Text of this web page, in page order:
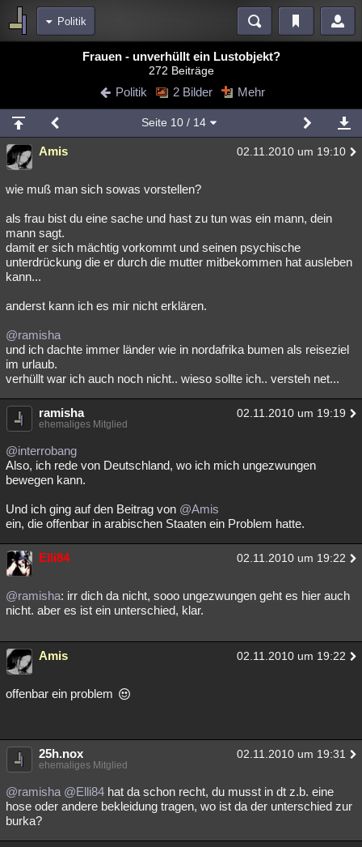
Politik
Blogs Videos
Chat Wiki Neuigkeiten
meine Rubriken
Menschen Mystery Kriminalfälle
Spiritualität Verschwörungen Technologie
Natur Umfragen Unterhaltung
weitere Rubriken
Philosophie Träume Orte Esoterik Literatur
Astronomie Helpdesk Gruppen
Musik
Übersichten
Besucht Teilgenommen Alle Neue Geschlossen
Lesenswert
Frauen - unverhüllt ein Lustobjekt?
272 Beiträge
Politik 2 Bilder Mehr
Seite 10/ 14
Amis 02.11.2010 um 19:10
wie muß man sich sowas vorstellen?
als frau bist du eine sache und hast zu tun was ein mann, dein
mann sagt.
damit er sich mächtig vorkommt und seinen psychische
unterdrückung die er durch die mutter mitbekommen hat ausleben
kann...
anderst kann ich es mir nicht erklären.
@ramisha
und ich dachte immer länder wie in nordafrika bumen als reiseziel
im urlaub.
verhüllt war ich auch noch nicht.. wieso sollte ich.. versteh net...
ramisha 02.11.2010 um 19:19
ehemaliges Mitglied
@interrobang
Also, ich rede von Deutschland, wo ich mich ungezwungen
bewegen kann.
Und ich ging auf den Beitrag von @Amis
ein, die offenbar in arabischen Staaten ein Problem hatte.
Elli84 02.11.2010 um 19:22
@ramisha: irr dich da nicht, sooo ungezwungen geht es hier auch
nicht. aber es ist ein unterschied, klar.
Amis 02.11.2010 um 19:22
offenbar ein problem
25h.nox 02.11.2010 um 19:31
ehemaliges Mitglied
@ramisha @Elli84 hat da schon recht, du musst in dt z.b. eine
hose oder andere bekleidung tragen, wo ist da der unterschied zur
burka?